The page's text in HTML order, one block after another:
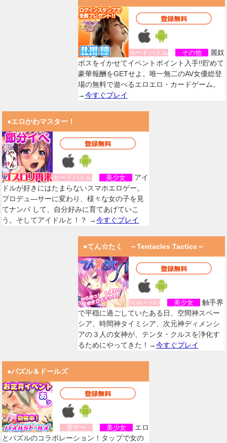
カードバトル その他
麗奴
ボスをイかせてイベントポイント入手!!貯めて
豪華報酬をGETせよ。唯一無二のAV女優総登
場の無料で遊べるエロエロ・カードゲーム。
→今すぐプレイ
●エロかわマスター！
カードバトル 美少女
アイ
ドルが好きにはたまらないスマホエロゲー。
プロデュ―サーに変わり、様々な女の子を見
てナンパ して、自分好みに育てあげていこ
う。そしてアイドルと！？ →今すぐプレイ
●てん☆たく ～Tentacles Tactics～
ｼﾐｭﾚーｼｮﾝ 美少女
触手界
で平穏に過ごしていたある日、空間神スペー
シア、時間神タイミシア、次元神ディメンシ
アの３人の女神が、テンタ・クルスを浄化す
るためにやってきた！→今すぐプレイ
●パズル＆ドールズ
音ゲー 美少女
エロ
とパズルのコラボレーション！タップで女の